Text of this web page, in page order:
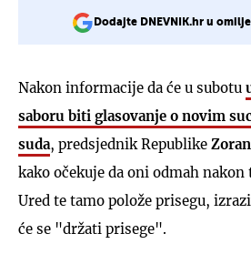
Dodajte DNEVNIK.hr u
Nakon informacije da će u subotu
saboru biti glasovanje o novim
suda, predsjednik Republike
kako očekuje da oni odmah nakon
Ured te tamo polože prisegu,
će se "držati prisege".